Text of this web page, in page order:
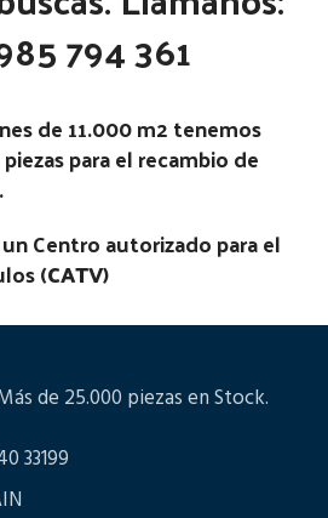
794 361
de 11.000 m2 tenemos
para el recambio de
Centro autorizado para el
(CATV)
de 25.000 piezas en Stock.
33199